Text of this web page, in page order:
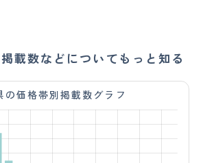
載数などについてもっと知る
の価格帯別掲載数グラフ